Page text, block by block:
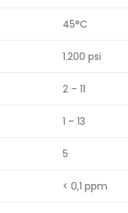
45°C
1.200 psi
2 – 11
1 – 13
5
< 0,1 ppm